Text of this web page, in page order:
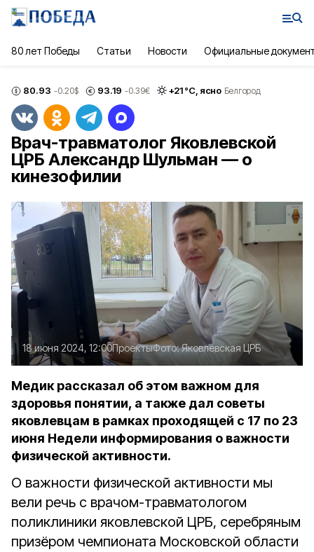
80 лет Победы Статьи Новости Официальные
80.93 -0.20$ 93.19 -0.39€ +21°С, ясно Белгород
Врач-травматолог Яковлевской
ЦРБ Александр Шульман — о
кинезофилии
18 июня 2024, 12:00ПроектыФото:Яковлевская ЦРБ
Медик рассказал об этом важном для
здоровья понятии, а также дал советы
яковлевцам в рамках проходящей с 17 по 23
июня Недели информирования о важности
физической активности.
О важности физической активности мы
вели речь с врачом-травматологом
поликлиники яковлевской ЦРБ, серебряным
призёром чемпионата Московской области